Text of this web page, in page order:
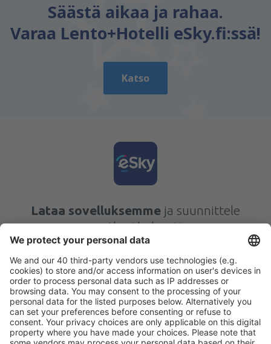
Säästä aikaa ja rahaa.
Varaa Lento+Hotelli eSky.fi:ssä!
Katso
Lataa sovelluksemme ja suunnittele
matkasi helposti
Suunnittele matkasi
Halvat lennot